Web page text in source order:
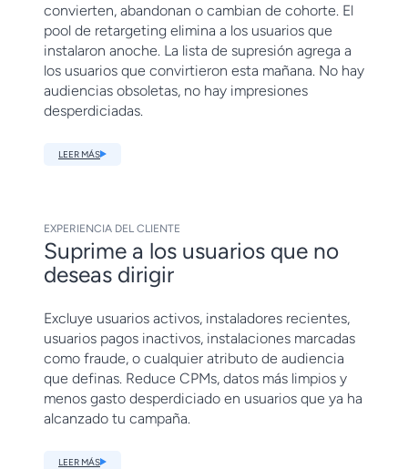
convierten, abandonan o cambian de cohorte. El
pool de retargeting elimina a los usuarios que
instalaron anoche. La lista de supresión agrega a
los usuarios que convirtieron esta mañana. No hay
audiencias obsoletas, no hay impresiones
desperdiciadas.
LEER MÁS
EXPERIENCIA DEL CLIENTE
Suprime a los usuarios que no
deseas dirigir
Excluye usuarios activos, instaladores recientes,
usuarios pagos inactivos, instalaciones marcadas
como fraude, o cualquier atributo de audiencia
que definas. Reduce CPMs, datos más limpios y
menos gasto desperdiciado en usuarios que ya ha
alcanzado tu campaña.
LEER MÁS